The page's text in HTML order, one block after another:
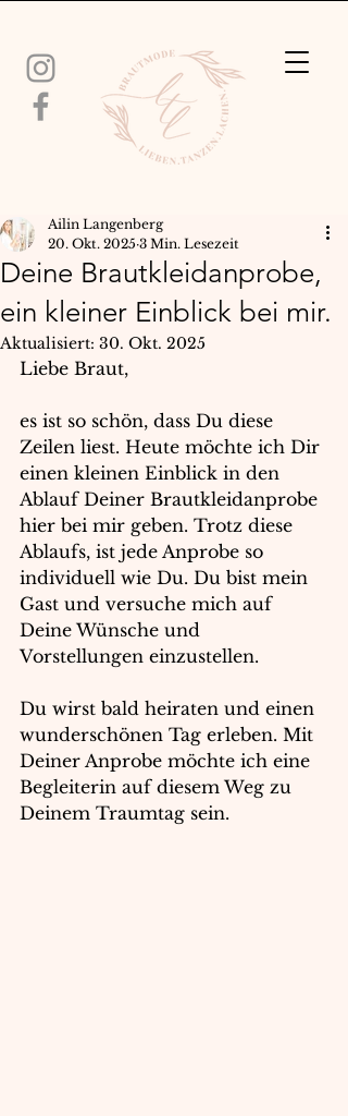
Deine Brautkleidanprobe,
ein kleiner Einblick bei mir.
Ailin Langenberg
20. Okt. 2025 3 Min. Lesezeit
Aktualisiert: 30. Okt. 2025
Liebe Braut,
es ist so schön, dass Du diese
Zeilen liest. Heute möchte ich Dir
einen kleinen Einblick in den
Ablauf Deiner Brautkleidanprobe
hier bei mir geben. Trotz diese
Ablaufs, ist jede Anprobe so
individuell wie Du. Du bist mein
Gast und versuche mich auf
Deine Wünsche und
Vorstellungen einzustellen.
Du wirst bald heiraten und einen
wunderschönen Tag erleben. Mit
Deiner Anprobe möchte ich eine
Begleiterin auf diesem Weg zu
Deinem Traumtag sein.